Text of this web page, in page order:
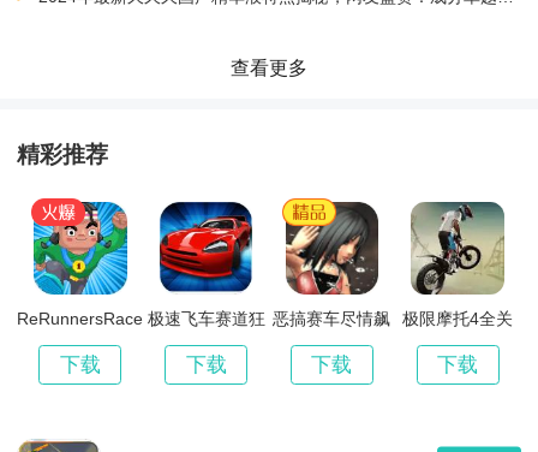
球比赛快感。
*免费游戏，没有任何购买限制，让你能够无需花费金
钱，尽情享受游戏乐趣。
查看更多
精彩推荐
ReRunnersRacefortheWorld
下载
极速飞车赛道狂
下载
恶搞赛车尽情飙
下载
极限摩托4全关
下载